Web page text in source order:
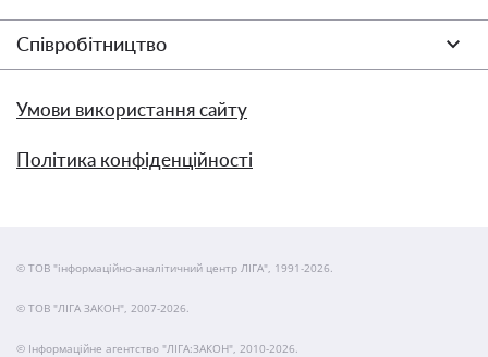
Співробітництво
Умови використання сайту
Політика конфіденційності
© ТОВ "інформаційно-аналітичний центр ЛІГА", 1991-2026.
© ТОВ "ЛІГА ЗАКОН", 2007-2026.
© Інформаційне агентство "ЛІГА:ЗАКОН", 2010-2026.